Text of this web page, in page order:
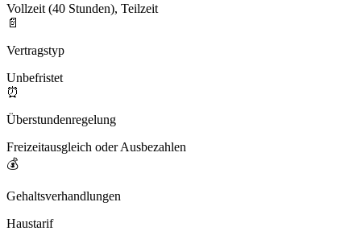
Vollzeit (40 Stunden), Teilzeit
📄
Vertragstyp
Unbefristet
⏰
Überstundenregelung
Freizeitausgleich oder Ausbezahlen
💰
Gehaltsverhandlungen
Haustarif